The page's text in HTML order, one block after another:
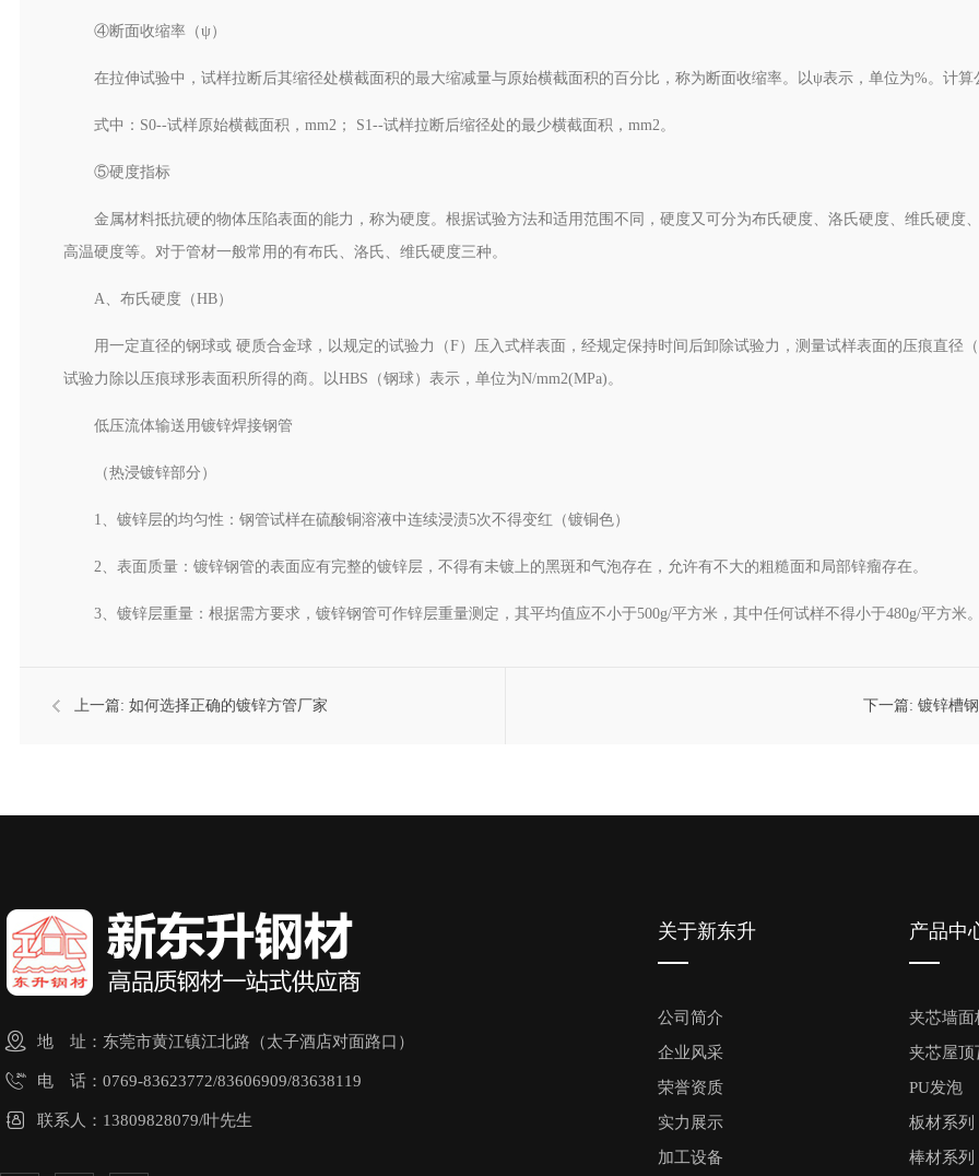
④断面收缩率（ψ）
在拉伸试验中，试样拉断后其缩径处横截面积的最大缩减量与原始横截面积的百分比，称为断面收缩率。以ψ表示，单位为%。计算
式中：S0--试样原始横截面积，mm2； S1--试样拉断后缩径处的最少横截面积，mm2。
⑤硬度指标
金属材料抵抗硬的物体压陷表面的能力，称为硬度。根据试验方法和适用范围不同，硬度又可分为布氏硬度、洛氏硬度、维氏硬度
高温硬度等。对于管材一般常用的有布氏、洛氏、维氏硬度三种。
A、布氏硬度（HB）
用一定直径的钢球或 硬质合金球，以规定的试验力（F）压入式样表面，经规定保持时间后卸除试验力，测量试样表面的压痕直径
试验力除以压痕球形表面积所得的商。以HBS（钢球）表示，单位为N/mm2(MPa)。
低压流体输送用镀锌焊接钢管
（热浸镀锌部分）
1、镀锌层的均匀性：钢管试样在硫酸铜溶液中连续浸渍5次不得变红（镀铜色）
2、表面质量：镀锌钢管的表面应有完整的镀锌层，不得有未镀上的黑斑和气泡存在，允许有不大的粗糙面和局部锌瘤存在。
3、镀锌层重量：根据需方要求，镀锌钢管可作锌层重量测定，其平均值应不小于500g/平方米，其中任何试样不得小于480g/平方米。
上一篇: 如何选择正确的镀锌方管厂家 下一篇: 镀锌槽
 地 址：东莞市黄江镇江北路（太子酒店对面路口）
 电 话：0769-83623772/83606909/83638119
 联系人：13809828079/叶先生
关于新东升
公司简介
企业风采
荣誉资质
实力展示
加工设备
产品中
夹芯墙面
夹芯屋顶
PU发泡
板材系列
棒材系列